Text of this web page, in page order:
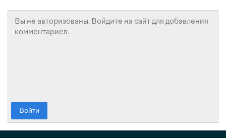
Войти